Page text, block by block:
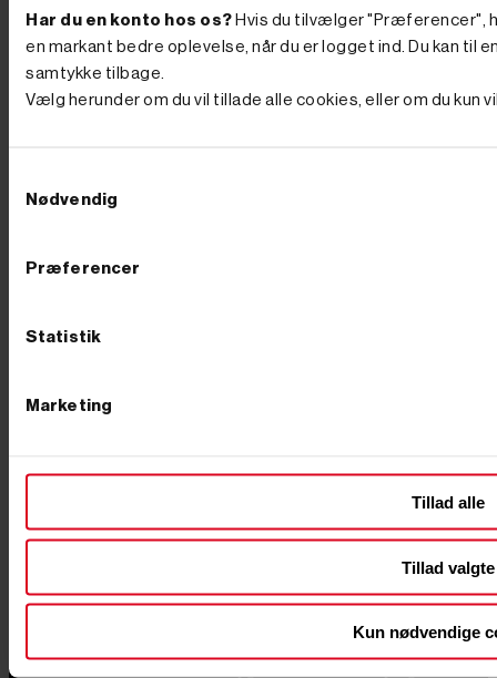
Har du en konto hos os? Hvis du tilvælger "Præferencer",
en markant bedre oplevelse, når du er logget ind. Du kan
samtykke tilbage.
Vælg herunder om du vil tillade alle cookies, eller om du kun
Nødvendig
Præferencer
Statistik
Marketing
Tillad alle
Tillad valgte
Kun nødvendige
forvandler du maskinen til et komplet anlægsværktøj –
fra smalle graveskovle og tilteskovle til hydraulisk
pælebor, der trænger gennem stiv lerjord på sekunder.
Når jorden er gravet og skal pakkes igen, er en
pladevibrator til at komprimere jorden et oplagt
makkerpar, og en motorbør til at flytte jord og grus
transport en god investering, så du selv kan køre
maskinen ud til arbejdet. Holder du maskinen kørende
så du hurtigt er i gang igen i stedet for at vente. Hvad
overkommelig pris, mens de store, fuldt udstyrede
der reelt er inkluderet: en model med skovle og
gerne en pakke, der rammer både opgaven og
ved, at en minigraver er en stor beslutning, og derfor
står vi klar med rådgivning, før du køber. Vi har eget
det store udvalg af udstyr med egne øjne. Bestiller du
på hverdage før kl. 12.00, pakker og sender vi som
udgangspunkt samme dag, så du ikke skal vente på at
komme i gang. Se udvalget herunder, eller ring til os på